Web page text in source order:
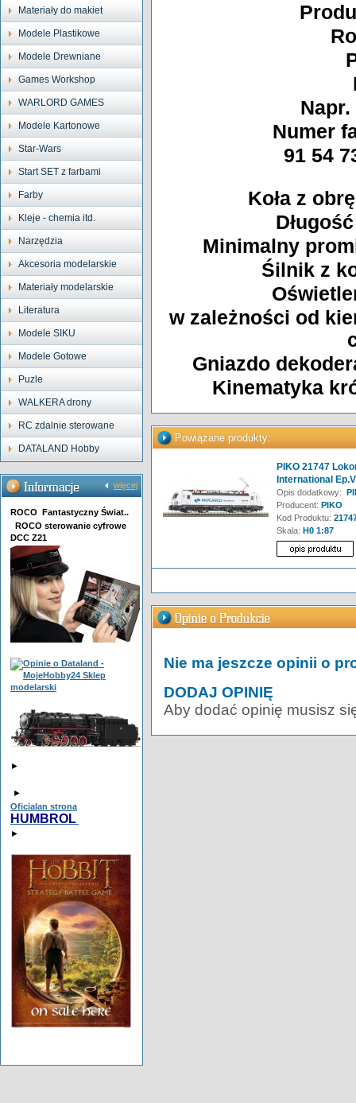
Materiały do makiet
Modele Plastikowe
Modele Drewniane
Games Workshop
WARLORD GAMES
Modele Kartonowe
Star-Wars
Start SET z farbami
Farby
Kleje - chemia itd.
Narzędzia
Akcesoria modelarskie
Materiały modelarskie
Literatura
Modele SIKU
Modele Gotowe
Puzle
WALKERA drony
RC zdalnie sterowane
DATALAND Hobby
więcej
ROCO Fantastyczny Świat..
ROCO sterowanie cyfrowe
DCC Z21
►
►
Oficialan strona
HUMBROL
►
Numer
91 54
Koła z
Minimalny
Śilnik z
w zależności od
Gniazdo
Kinematyka
Powiązane produkty:
PIKO 21747
International
Opis dodatkowy:
Producent: PIKO
Kod Produktu:
Skala: H0 1:87
Nie ma jeszcze opinii o
DODAJ OPINIĘ
Aby dodać opinię musisz